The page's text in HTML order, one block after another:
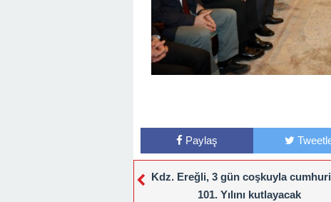
Paylaş
Kdz. Ereğli, 3 gün coşkuyla
101. Yılını kutlayacak